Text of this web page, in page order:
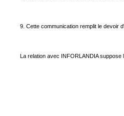
9. Cette communication remplit le devoir
La relation avec INFORLANDIA